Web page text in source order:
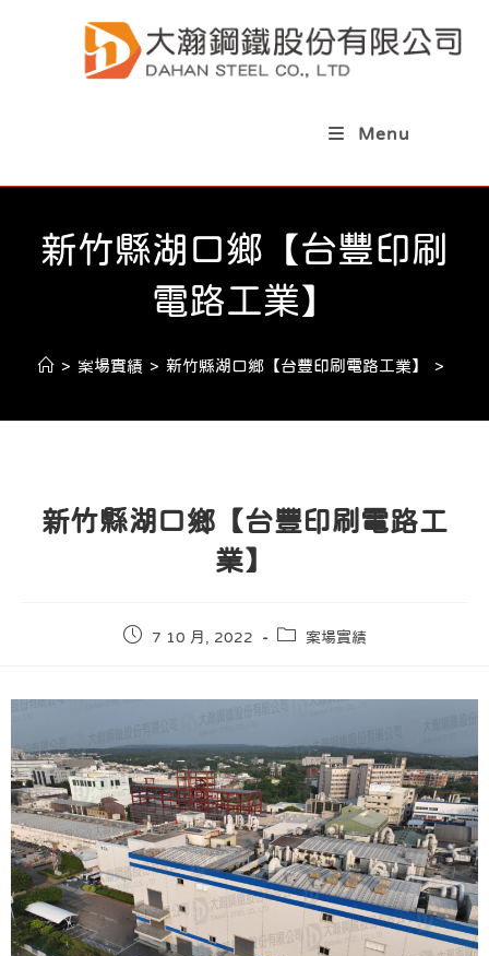
Menu
新竹縣湖口鄉【台豐印刷
電路工業】
> 案場實績 > 新竹縣湖口鄉【台豐印刷電路工業】 >
新竹縣湖口鄉【台豐印刷電路工
業】
7 10 月, 2022 案場實績